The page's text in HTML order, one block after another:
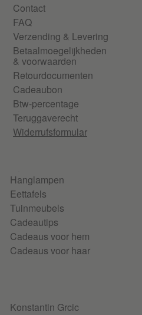
Contact
FAQ
Verzending & Levering
Betaalmoegelijkheden
& voorwaarden
Retourdocumenten
Cadeaubon
Btw-percentage
Teruggaverecht
Widerrufsformular
Hanglampen
Eettafels
Tuinmeubels
Cadeautips
Cadeaus voor hem
Cadeaus voor haar
Konstantin Grcic